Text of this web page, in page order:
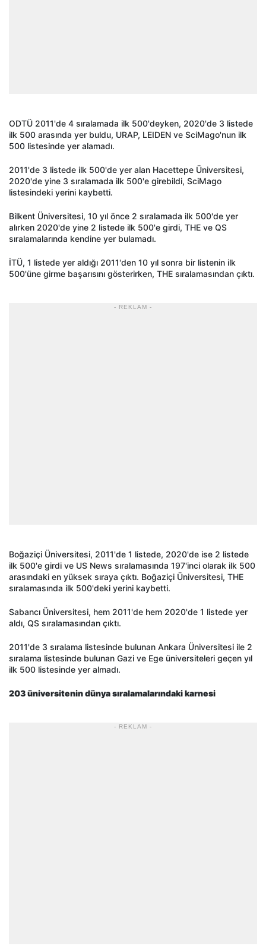
ODTÜ 2011'de 4 sıralamada ilk 500'deyken, 2020'de 3 listede
ilk 500 arasında yer buldu, URAP, LEIDEN ve SciMago'nun ilk
500 listesinde yer alamadı.
2011'de 3 listede ilk 500'de yer alan Hacettepe Üniversitesi,
2020'de yine 3 sıralamada ilk 500'e girebildi, SciMago
listesindeki yerini kaybetti.
Bilkent Üniversitesi, 10 yıl önce 2 sıralamada ilk 500'de yer
alırken 2020'de yine 2 listede ilk 500'e girdi, THE ve QS
sıralamalarında kendine yer bulamadı.
İTÜ, 1 listede yer aldığı 2011'den 10 yıl sonra bir listenin ilk
500'üne girme başarısını gösterirken, THE sıralamasından çıktı.
- REKLAM -
Boğaziçi Üniversitesi, 2011'de 1 listede, 2020'de ise 2 listede
ilk 500'e girdi ve US News sıralamasında 197'inci olarak ilk 500
arasındaki en yüksek sıraya çıktı. Boğaziçi Üniversitesi, THE
sıralamasında ilk 500'deki yerini kaybetti.
Sabancı Üniversitesi, hem 2011'de hem 2020'de 1 listede yer
aldı, QS sıralamasından çıktı.
2011'de 3 sıralama listesinde bulunan Ankara Üniversitesi ile 2
sıralama listesinde bulunan Gazi ve Ege üniversiteleri geçen yıl
ilk 500 listesinde yer almadı.
203 üniversitenin dünya sıralamalarındaki karnesi
- REKLAM -